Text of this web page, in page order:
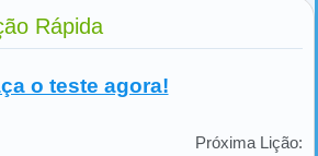
Rápida
o teste agora!
Próxima Lição: